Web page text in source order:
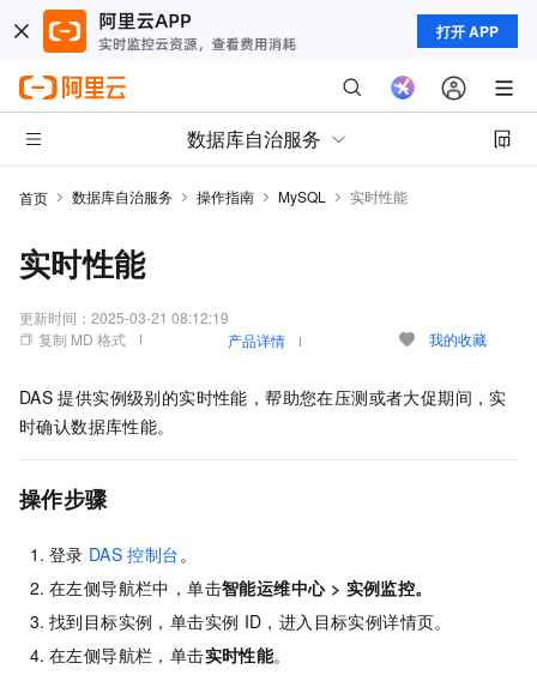
打开 APP
数据库自治服务
首页 数据库自治服务 操作指南 MySQL 实时性能
实时性能
更新时间： 2025-03-21 08:12:19
复制 MD 格式
产品详情 我的收藏
DAS 提供实例级别的实时性能，帮助您在压测或者大促期间，实
时确认数据库性能。
操作步骤
登录 DAS 控制台。
在左侧导航栏中，单击智能运维中心 > 实例监控。
找到目标实例，单击实例 ID，进入目标实例详情页。
在左侧导航栏，单击实时性能。